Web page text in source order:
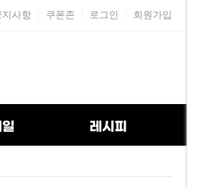
지사항 쿠폰존 로그인 회원가입
레시피